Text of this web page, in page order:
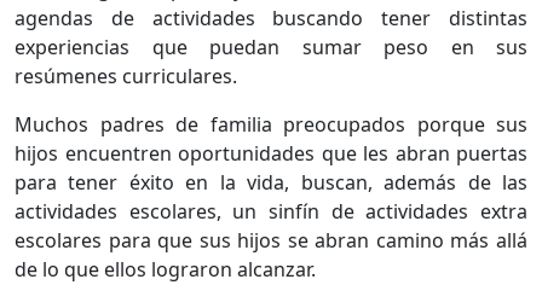
agendas de actividades buscando tener distintas
experiencias que puedan sumar peso en sus
resúmenes curriculares.
Muchos padres de familia preocupados porque sus
hijos encuentren oportunidades que les abran puertas
para tener éxito en la vida, buscan, además de las
actividades escolares, un sinfín de actividades extra
escolares para que sus hijos se abran camino más allá
de lo que ellos lograron alcanzar.